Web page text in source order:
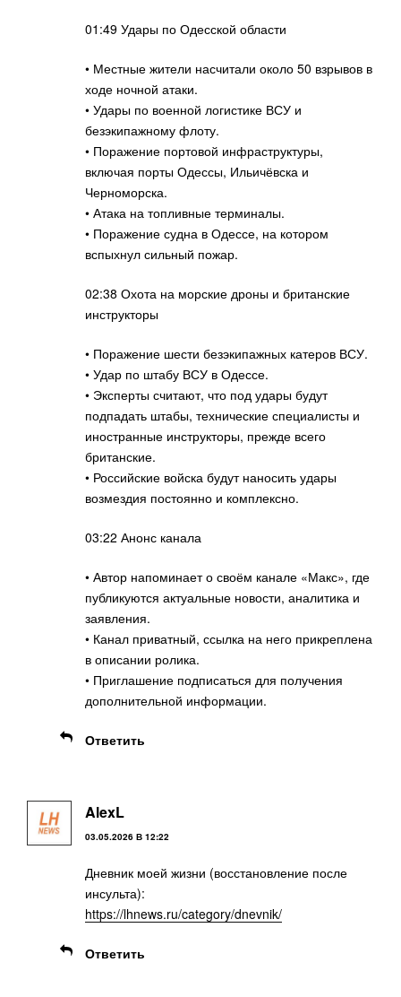
01:49 Удары по Одесской области
• Местные жители насчитали около 50 взрывов в
ходе ночной атаки.
• Удары по военной логистике ВСУ и
безэкипажному флоту.
• Поражение портовой инфраструктуры,
включая порты Одессы, Ильичёвска и
Черноморска.
• Атака на топливные терминалы.
• Поражение судна в Одессе, на котором
вспыхнул сильный пожар.
02:38 Охота на морские дроны и британские
инструкторы
• Поражение шести безэкипажных катеров ВСУ.
• Удар по штабу ВСУ в Одессе.
• Эксперты считают, что под удары будут
подпадать штабы, технические специалисты и
иностранные инструкторы, прежде всего
британские.
• Российские войска будут наносить удары
возмездия постоянно и комплексно.
03:22 Анонс канала
• Автор напоминает о своём канале «Макс», где
публикуются актуальные новости, аналитика и
заявления.
• Канал приватный, ссылка на него прикреплена
в описании ролика.
• Приглашение подписаться для получения
дополнительной информации.
Ответить
AlexL
03.05.2026 В 12:22
Дневник моей жизни (восстановление после
инсульта):
https://lhnews.ru/category/dnevnik/
Ответить